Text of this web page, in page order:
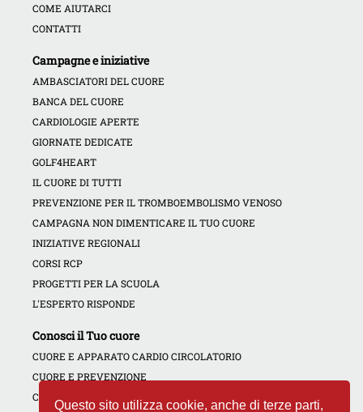
Questo sito utilizza cookie, anche di terze parti,
COME AIUTARCI
CONTATTI
Campagne e iniziative
AMBASCIATORI DEL CUORE
BANCA DEL CUORE
CARDIOLOGIE APERTE
GIORNATE DEDICATE
GOLF4HEART
IL CUORE DI TUTTI
PREVENZIONE PER IL TROMBOEMBOLISMO VENOSO
CAMPAGNA NON DIMENTICARE IL TUO CUORE
INIZIATIVE REGIONALI
CORSI RCP
PROGETTI PER LA SCUOLA
L'ESPERTO RISPONDE
Conosci il Tuo cuore
CUORE E APPARATO CARDIO CIRCOLATORIO
CUORE E PREVENZIONE
CONTRATTACCO CARDIACO